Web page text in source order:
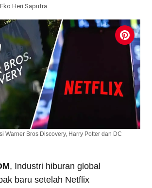
Eko Heri Saputra
Warner Bros Discovery, Harry Potter dan DC
, Industri hiburan global
baru setelah Netflix